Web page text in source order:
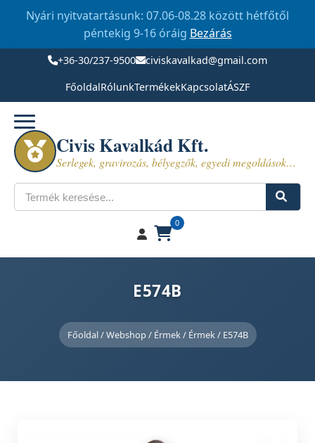
Nyári nyitvatartásunk: 07.06-08.28 között hétfőtől
péntekig 9-16 óráig Bezárás
+36-30/237-9500
civiskavalkad@gmail.com
FőoldalRólunkTermékekKapcsolatÁSZF
Civis Kavalkád Kft.
Serlegek, gravirozás, bélyegzők, egyedi megoldások…
Keresés
0
E574B
Főoldal/Webshop / Érmek/ Érmek/ E574B